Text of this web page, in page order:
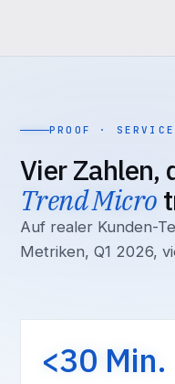
PROOF ·
Vier Zahlen,
Trend Micro
Auf realer Kunden-
Metriken, Q1 2026,
<30 Min.